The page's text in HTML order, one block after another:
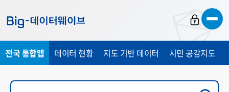
가
기
가
기
가
기
전국 통합맵 데이터 현황 지도 기반 데이터 시민 공감지도